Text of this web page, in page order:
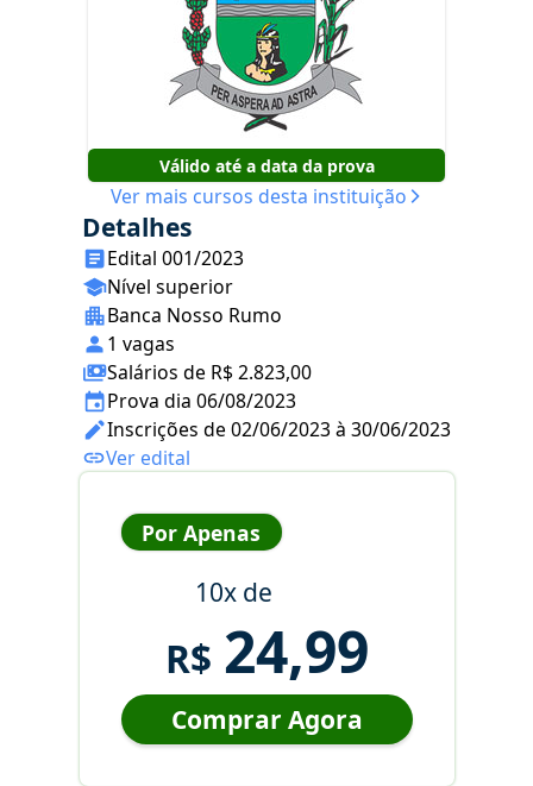
Válido até a data da prova
Ver mais cursos desta instituição
Detalhes
Edital 001/2023
Nível superior
Banca Nosso Rumo
1 vagas
Salários de R$ 2.823,00
Prova dia 06/08/2023
Inscrições de 02/06/2023 à 30/06/2023
Ver edital
Por Apenas
10x de
R$ 24,99
Comprar Agora